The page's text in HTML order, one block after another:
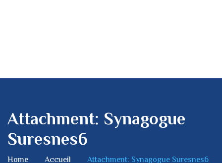
Attachment: Synagogue
Suresnes6
Home Accueil Attachment: Synagogue Suresnes6